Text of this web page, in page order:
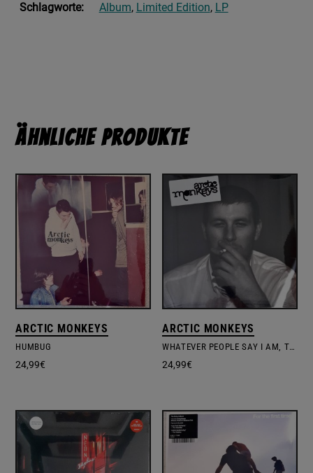
Schlagworte:
Album, Limited Edition, LP
Ähnliche Produkte
ARCTIC MONKEYS
HUMBUG
24,99€
ARCTIC MONKEYS
WHATEVER PEOPLE SAY I AM, THAT'S WHAT I'M NOT
24,99€